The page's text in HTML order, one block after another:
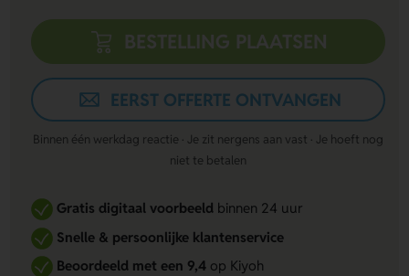
BESTELLING PLAATSEN
EERST OFFERTE ONTVANGEN
Binnen één werkdag reactie · Je zit nergens aan vast · Je hoeft nog
niet te betalen
Gratis digitaal voorbeeldbinnen 24 uur
Snelle & persoonlijke klantenservice
Beoordeeld met een 9,4op Kiyoh